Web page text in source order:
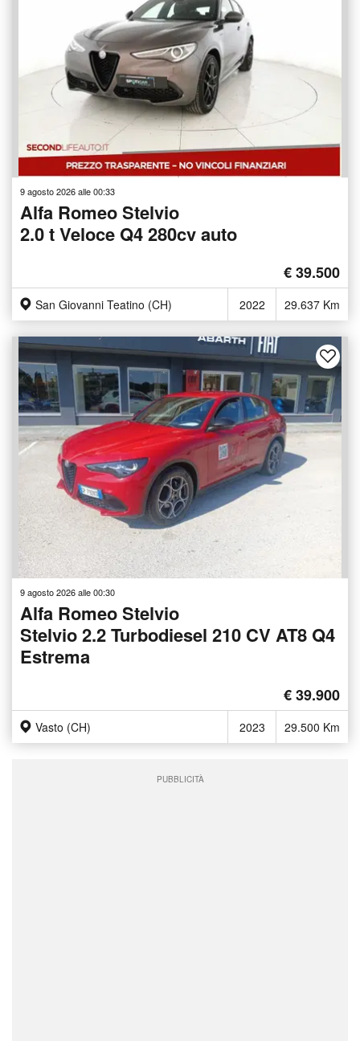
9 agosto 2026 alle 00:33
Alfa Romeo Stelvio
2.0 t Veloce Q4 280cv auto
€ 39.500
San Giovanni Teatino (CH) 2022 29.637 Km
9 agosto 2026 alle 00:30
Alfa Romeo Stelvio
Stelvio 2.2 Turbodiesel 210 CV AT8 Q4
Estrema
€ 39.900
Vasto (CH) 2023 29.500 Km
PUBBLICITÀ